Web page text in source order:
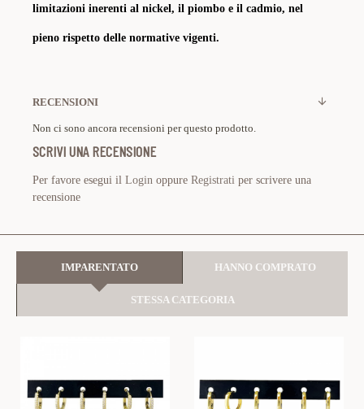
limitazioni inerenti al nickel, il piombo e il cadmio, nel
pieno rispetto delle normative vigenti.
RECENSIONI
Non ci sono ancora recensioni per questo prodotto.
SCRIVI UNA RECENSIONE
Per favore esegui il Login oppure Registrati per scrivere una
recensione
IMPARENTATO HANNO COMPRATO
STESSA CATEGORIA